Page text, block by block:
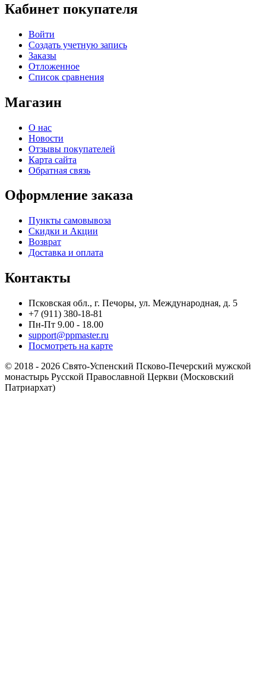
Кабинет покупателя
Войти
Создать учетную запись
Заказы
Отложенное
Список сравнения
Магазин
О нас
Новости
Отзывы покупателей
Карта сайта
Обратная связь
Оформление заказа
Пункты самовывоза
Скидки и Акции
Возврат
Доставка и оплата
Контакты
Псковская обл., г. Печоры, ул. Международная, д. 5
+7 (911) 380-18-81
Пн-Пт 9.00 - 18.00
support@ppmaster.ru
Посмотреть на карте
© 2018 - 2026 Свято-Успенский Псково-Печерский мужской
монастырь Русской Православной Церкви (Московский
Патриархат)